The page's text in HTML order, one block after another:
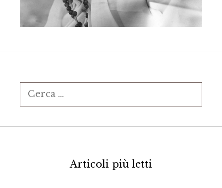
Ricerca
per:
Articoli più letti